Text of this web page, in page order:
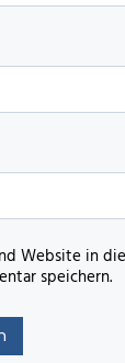
Website in
speichern.